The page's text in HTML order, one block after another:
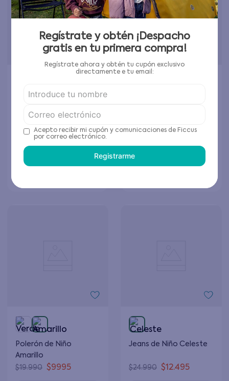
990 $7495
Elige tu talla
16 990 8495
Polerón de Niño
Amarillo
$19.990 $9995
Jeans de Niño Celeste
$24.990 $12.495
Regístrate y obtén ¡Despacho
gratis en tu primera compra!
Regístrate ahora y obtén tu cupón exclusivo
directamente e tu email:
Acepto recibir mi cupón y comunicaciones de Ficcus
por correo electrónico.
Registrarme